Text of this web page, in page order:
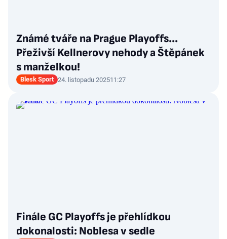
Známé tváře na Prague Playoffs…
Přeživší Kellnerovy nehody a Štěpánek
s manželkou!
Blesk Sport 24. listopadu 202511:27
Finále GC Playoffs je přehlídkou
dokonalosti: Noblesa v sedle